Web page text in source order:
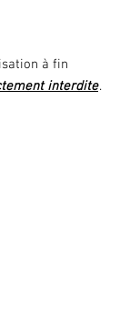
à fin
interdite.